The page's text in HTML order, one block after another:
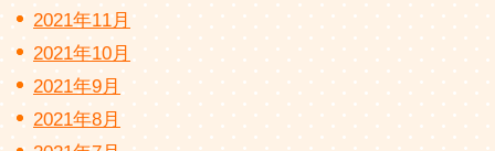
2021年11月
2021年10月
2021年9月
2021年8月